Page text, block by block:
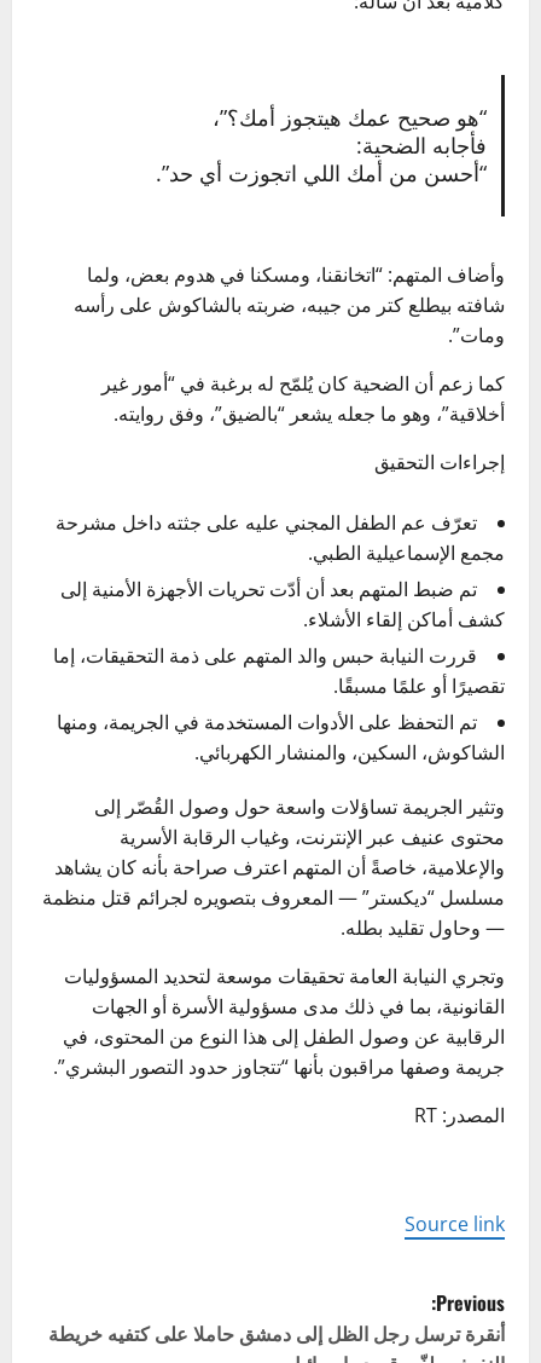
“هو صحيح عمك هيتجوز أمك؟”،
فأجابه الضحية:
“أحسن من أمك اللي اتجوزت أي حد”.
وأضاف المتهم: “اتخانقنا، ومسكنا في هدوم بعض، ولما
شافته بيطلع كتر من جيبه، ضربته بالشاكوش على رأسه
ومات”.
كما زعم أن الضحية كان يُلمّح له برغبة في “أمور غير
أخلاقية”، وهو ما جعله يشعر “بالضيق”، وفق روايته.
إجراءات التحقيق
تعرّف عم الطفل المجني عليه على جثته داخل مشرحة
مجمع الإسماعيلية الطبي.
تم ضبط المتهم بعد أن أدّت تحريات الأجهزة الأمنية إلى
كشف أماكن إلقاء الأشلاء.
قررت النيابة حبس والد المتهم على ذمة التحقيقات، إما
تقصيرًا أو علمًا مسبقًا.
تم التحفظ على الأدوات المستخدمة في الجريمة، ومنها
الشاكوش، السكين، والمنشار الكهربائي.
وتثير الجريمة تساؤلات واسعة حول وصول القُصّر إلى
محتوى عنيف عبر الإنترنت، وغياب الرقابة الأسرية
والإعلامية، خاصةً أن المتهم اعترف صراحة بأنه كان يشاهد
مسلسل “ديكستر” — المعروف بتصويره لجرائم قتل منظمة
— وحاول تقليد بطله.
وتجري النيابة العامة تحقيقات موسعة لتحديد المسؤوليات
القانونية، بما في ذلك مدى مسؤولية الأسرة أو الجهات
الرقابية عن وصول الطفل إلى هذا النوع من المحتوى، في
جريمة وصفها مراقبون بأنها “تتجاوز حدود التصور البشري”.
المصدر: RT
Source link
P
o
Previous:
أنقرة ترسل رجل الظل إلى دمشق حاملا على كتفيه خريطة